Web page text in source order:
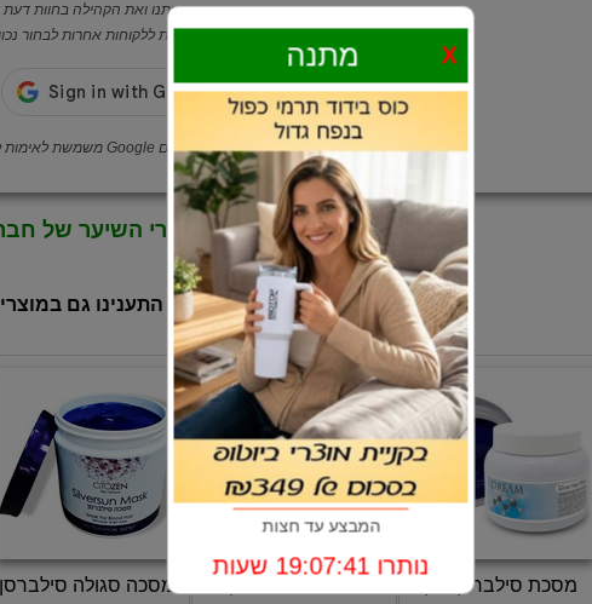
שתפי אותנו ואת הקהילה בחוות
הביקורת שלך עוזרת ללקוחות אחרות לבחור
ההתחברות עם Google משמשת לאימות לקוחה בלבד
« לכל מוצרי השיער של
הלקוחות התענינו גם
מסכת סילבר קרטין
מסכה סגולה סילברסן
X מתנה
המבצע עד חצות
נותרו 19:07:41 שעות